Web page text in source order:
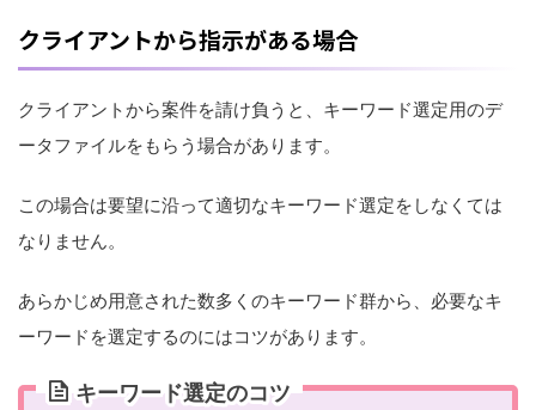
クライアントから指示がある場合
クライアントから案件を請け負うと、キーワード選定用のデ
ータファイルをもらう場合があります。
この場合は要望に沿って適切なキーワード選定をしなくては
なりません。
あらかじめ用意された数多くのキーワード群から、必要なキ
ーワードを選定するのにはコツがあります。
キーワード選定のコツ